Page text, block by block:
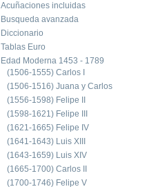
Acuñaciones incluidas
Busqueda avanzada
Diccionario
Tablas Euro
Edad Moderna 1453 - 1789
(1506-1555) Carlos I
(1506-1516) Juana y Carlos
(1556-1598) Felipe II
(1598-1621) Felipe III
(1621-1665) Felipe IV
(1641-1643) Luis XIII
(1643-1659) Luis XIV
(1665-1700) Carlos II
(1700-1746) Felipe V